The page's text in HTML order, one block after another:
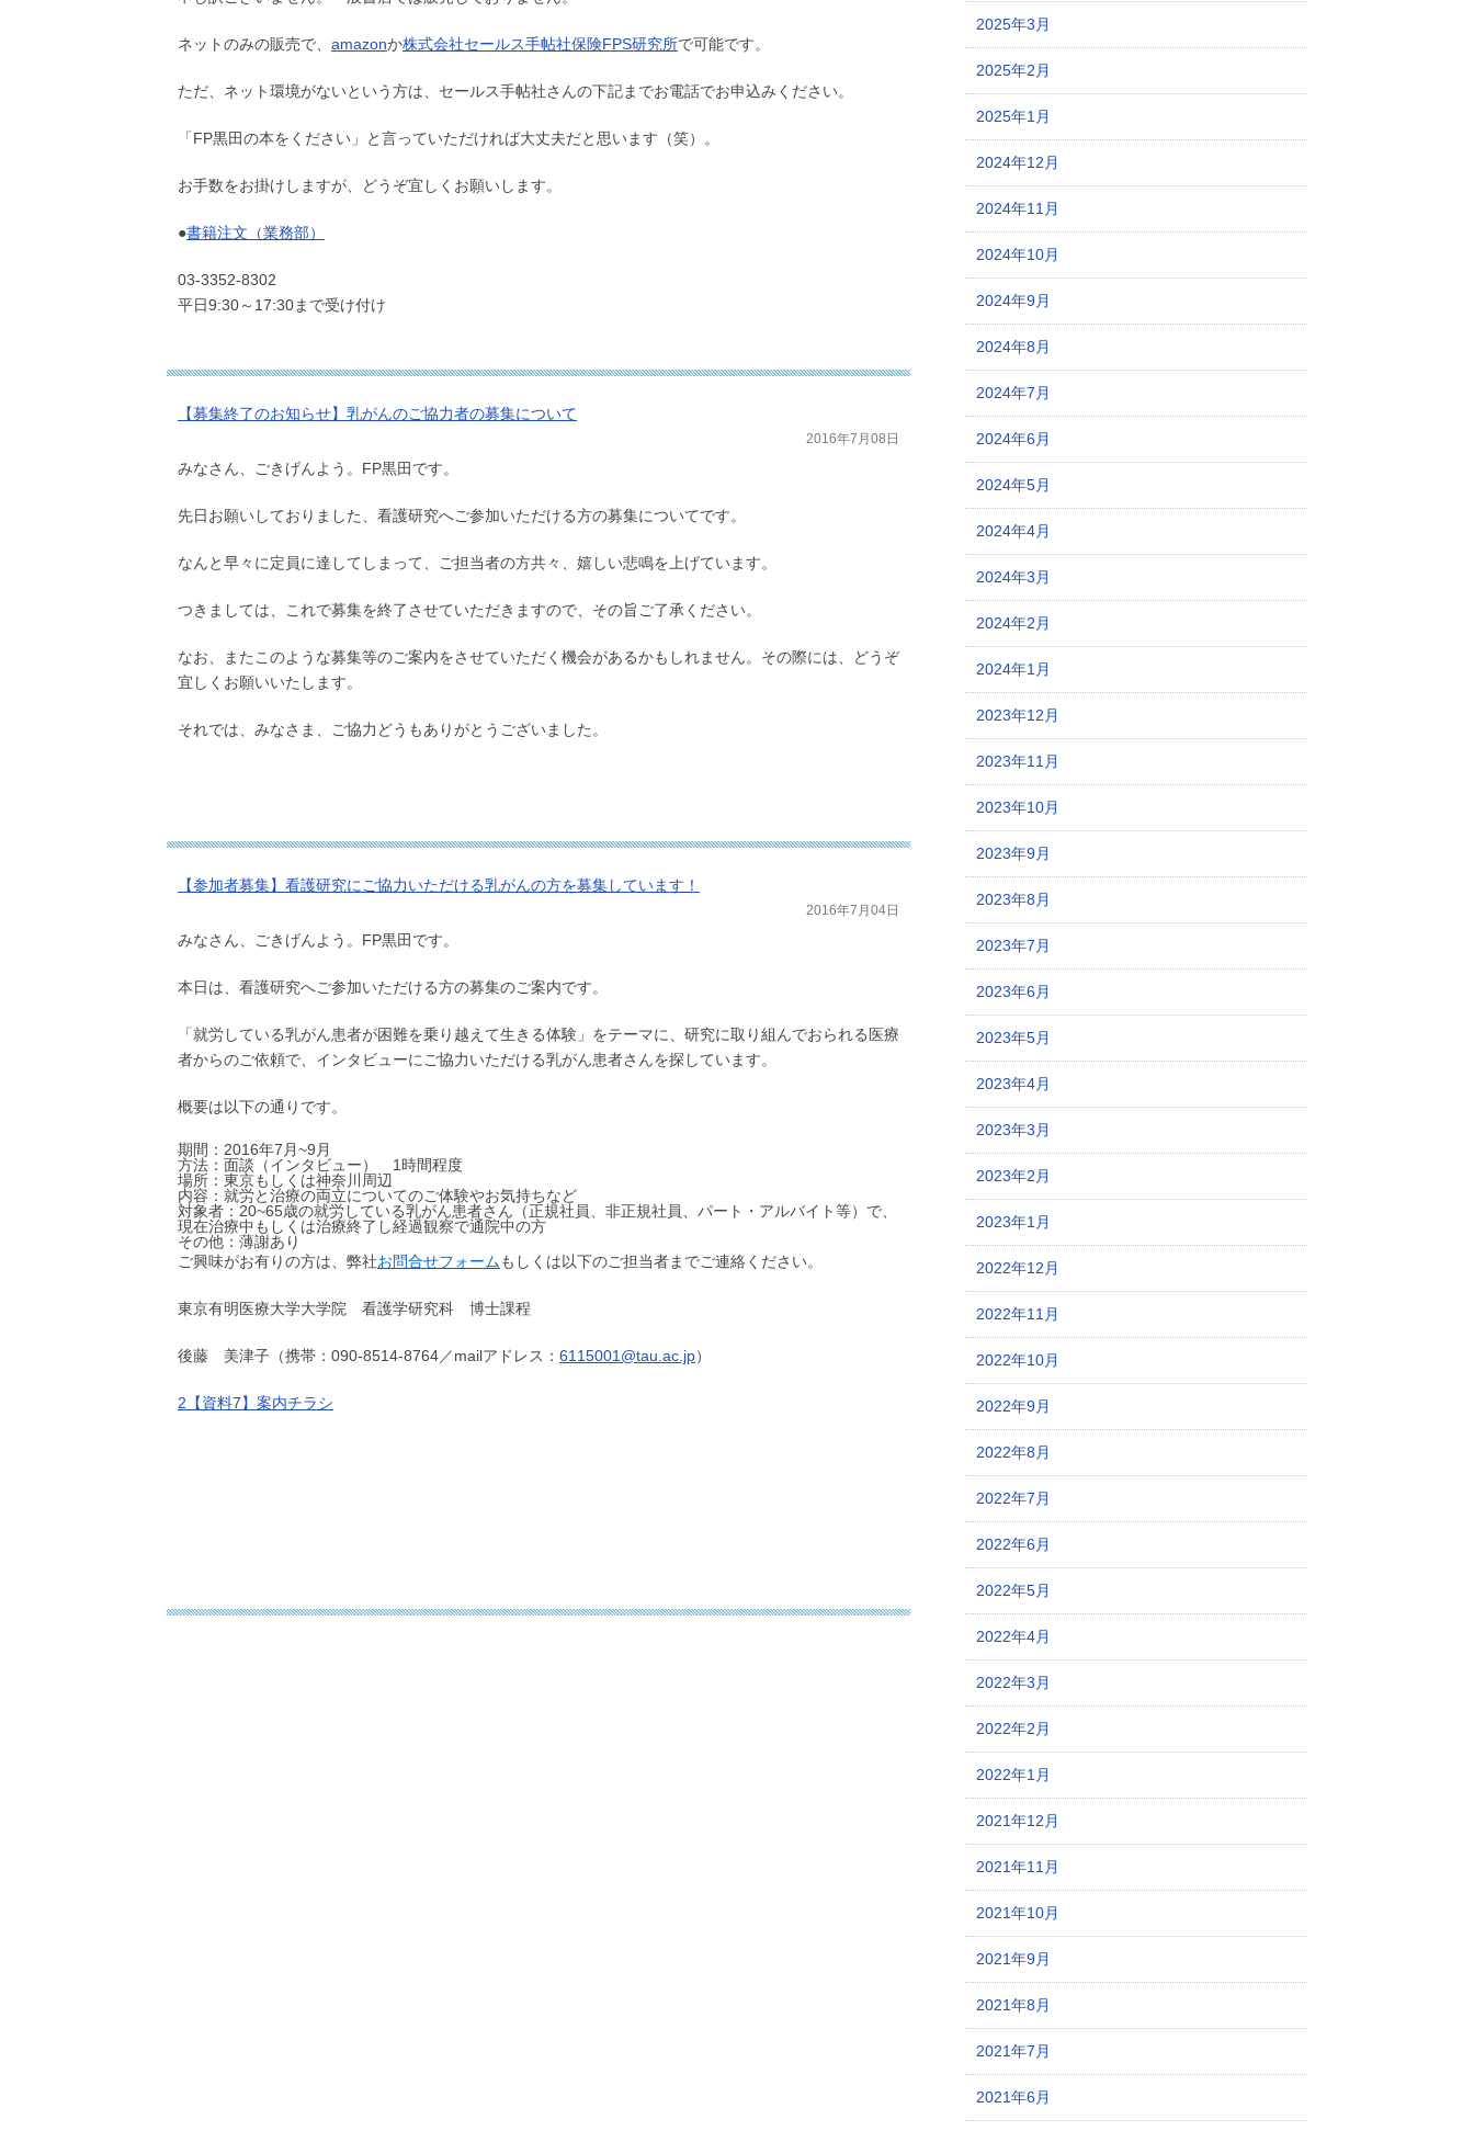
ネットのみの販売で、 amazonか株式会社セールス手帖社保険FPS研究所で可能です。
ただ、ネット環境がないという方は、セールス手帖社さんの下記までお電話でお申込みください。
「FP黒田の本をください」と言っていただければ大丈夫だと思います（笑）。
お手数をお掛けしますが、どうぞ宜しくお願いします。
●書籍注文（業務部）
03-3352-8302
平日9:30～17:30まで受け付け
【募集終了のお知らせ】乳がんのご協力者の募集について
2016年7月08日
みなさん、ごきげんよう。FP黒田です。
先日お願いしておりました、看護研究へご参加いただける方の募集についてです。
なんと早々に定員に達してしまって、ご担当者の方共々、嬉しい悲鳴を上げています。
つきましては、これで募集を終了させていただきますので、その旨ご了承ください。
なお、またこのような募集等のご案内をさせていただく機会があるかもしれません。その際には、どうぞ
宜しくお願いいたします。
それでは、みなさま、ご協力どうもありがとうございました。
【参加者募集】看護研究にご協力いただける乳がんの方を募集しています！
2016年7月04日
みなさん、ごきげんよう。FP黒田です。
本日は、看護研究へご参加いただける方の募集のご案内です。
「就労している乳がん患者が困難を乗り越えて生きる体験」をテーマに、研究に取り組んでおられる医療
者からのご依頼で、インタビューにご協力いただける乳がん患者さんを探しています。
概要は以下の通りです。
期間：2016年7月~9月
方法：面談（インタビュー） 1時間程度
場所：東京もしくは神奈川周辺
内容：就労と治療の両立についてのご体験やお気持ちなど
対象者：20~65歳の就労している乳がん患者さん（正規社員、非正規社員、パート・アルバイト等）で、
現在治療中もしくは治療終了し経過観察で通院中の方
その他：薄謝あり
ご興味がお有りの方は、弊社お問合せフォームもしくは以下のご担当者までご連絡ください。
東京有明医療大学大学院 看護学研究科 博士課程
後藤 美津子（携帯：090-8514-8764／mailアドレス： 6115001@tau.ac.jp）
2【資料7】案内チラシ
2025年3月
2025年2月
2025年1月
2024年12月
2024年11月
2024年10月
2024年9月
2024年8月
2024年7月
2024年6月
2024年5月
2024年4月
2024年3月
2024年2月
2024年1月
2023年12月
2023年11月
2023年10月
2023年9月
2023年8月
2023年7月
2023年6月
2023年5月
2023年4月
2023年3月
2023年2月
2023年1月
2022年12月
2022年11月
2022年10月
2022年9月
2022年8月
2022年7月
2022年6月
2022年5月
2022年4月
2022年3月
2022年2月
2022年1月
2021年12月
2021年11月
2021年10月
2021年9月
2021年8月
2021年7月
2021年6月